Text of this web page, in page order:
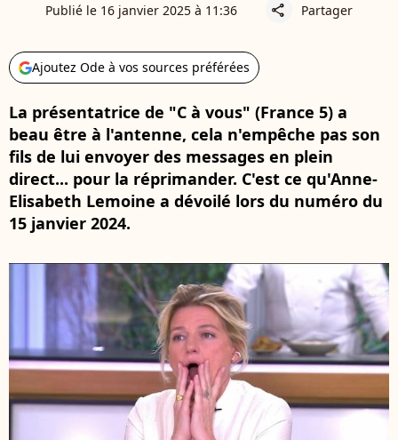
Publié le 16 janvier 2025 à 11:36 share Partager
Ajoutez Ode à vos sources préférées
La présentatrice de "C à vous" (France 5) a
beau être à l'antenne, cela n'empêche pas son
fils de lui envoyer des messages en plein
direct... pour la réprimander. C'est ce qu'Anne-
Elisabeth Lemoine a dévoilé lors du numéro du
15 janvier 2024.